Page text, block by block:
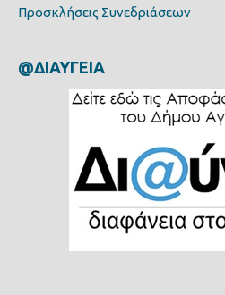
Προσκλήσεις Συνεδριάσεων
@ΔΙΑΥΓΕΙΑ